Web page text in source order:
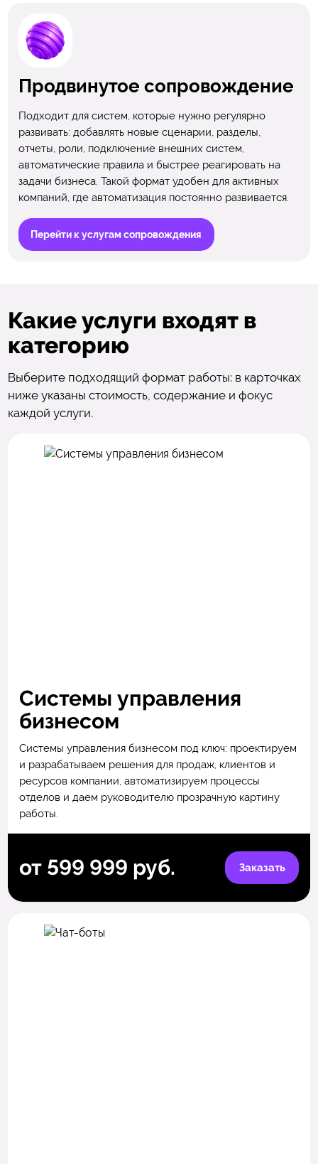
Продвинутое сопровождение
Подходит для систем, которые нужно регулярно
развивать: добавлять новые сценарии, разделы,
отчеты, роли, подключение внешних систем,
автоматические правила и быстрее реагировать на
задачи бизнеса. Такой формат удобен для активных
компаний, где автоматизация постоянно развивается.
Перейти к услугам сопровождения
Какие услуги входят в
категорию
Выберите подходящий формат работы: в карточках
ниже указаны стоимость, содержание и фокус
каждой услуги.
Системы управления
бизнесом
Системы управления бизнесом под ключ: проектируем
и разрабатываем решения для продаж, клиентов и
ресурсов компании, автоматизируем процессы
отделов и даем руководителю прозрачную картину
работы.
от 599 999 руб. Заказать